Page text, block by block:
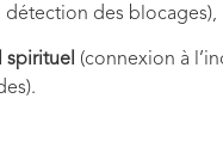
détection des blocages),
spirituel (connexion à